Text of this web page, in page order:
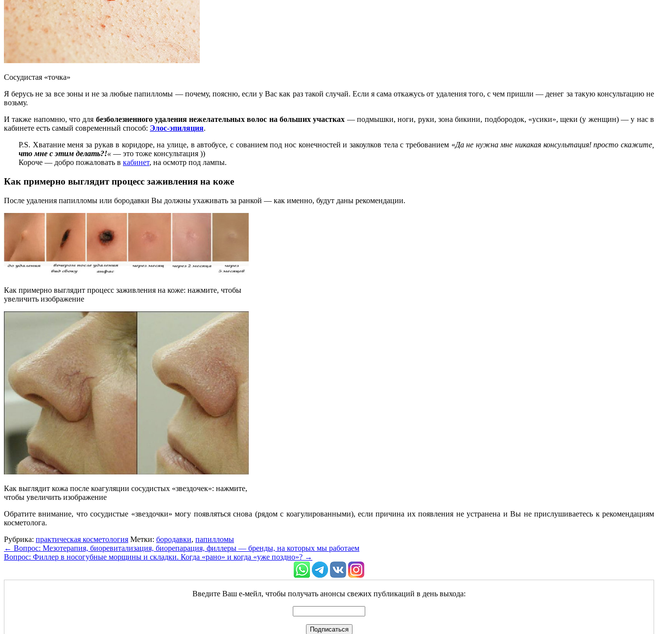
Сосудистая «точка»
Я берусь не за все зоны и не за любые папилломы — почему, поясню, если у Вас как раз такой случай. Если я сама откажусь от удаления того, с чем пришли — денег за такую консультацию не
возьму.
И также напомню, что для безболезненного удаления нежелательных волос на больших участках — подмышки, ноги, руки, зона бикини, подбородок, «усики», щеки (у женщин) — у нас в
кабинете есть самый современный способ: Элос-эпиляция.
P.S. Хватание меня за рукав в коридоре, на улице, в автобусе, с сованием под нос конечностей и закоулков тела с требованием «Да не нужна мне никакая консультация! просто скажите,
что мне с этим делать?!« — это тоже консультация ))
Короче — добро пожаловать в кабинет, на осмотр под лампы.
Как примерно выглядит процесс заживления на коже
После удаления папилломы или бородавки Вы должны ухаживать за ранкой — как именно, будут даны рекомендации.
Как примерно выглядит процесс заживления на коже: нажмите, чтобы
увеличить изображение
Как выглядит кожа после коагуляции сосудистых «звездочек»: нажмите,
чтобы увеличить изображение
Обратите внимание, что сосудистые «звездочки» могу появляться снова (рядом с коагулированными), если причина их появления не устранена и Вы не прислушиваетесь к рекомендациям
косметолога.
Рубрика: практическая косметология Метки: бородавки, папилломы
← Вопрос: Мезотерапия, биоревитализация, биорепарация, филлеры — бренды, на которых мы работаем
Вопрос: Филлер в носогубные морщины и складки. Когда «рано» и когда «уже поздно»? →
Введите Ваш е-мейл, чтобы получать анонсы свежих публикаций в день выхода: